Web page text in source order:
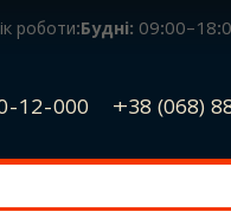
роботи:Будні:
12-000 +38 (068)